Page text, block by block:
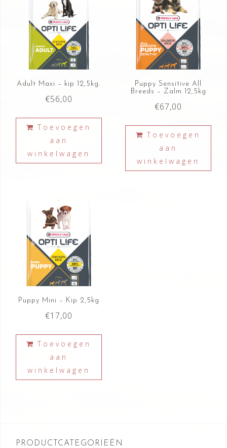
Adult Maxi – kip 12,5kg.
€56,00
Toevoegen
aan
winkelwagen
Puppy Sensitive All
Breeds – Zalm 12,5kg
€67,00
Toevoegen
aan
winkelwagen
Puppy Mini – Kip 2,5kg
€17,00
Toevoegen
aan
winkelwagen
PRODUCTCATEGORIEËN